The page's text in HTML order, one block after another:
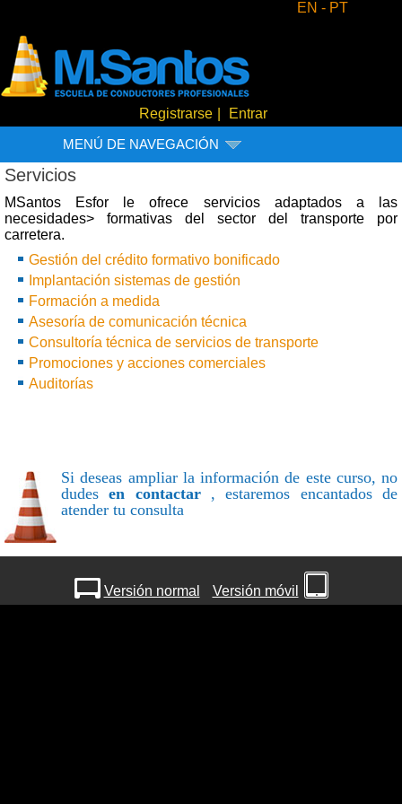
EN - PT
Registrarse
Entrar
MENÚ DE NAVEGACIÓN
Servicios
MSantos Esfor le ofrece servicios adaptados a las
necesidades> formativas del sector del transporte por
carretera.
Gestión del crédito formativo bonificado
Implantación sistemas de gestión
Formación a medida
Asesoría de comunicación técnica
Consultoría técnica de servicios de transporte
Promociones y acciones comerciales
Auditorías
Si deseas ampliar la información de este curso, no
dudesen contactar, estaremos encantados de
atender tu consulta
Versión normal Versión móvil